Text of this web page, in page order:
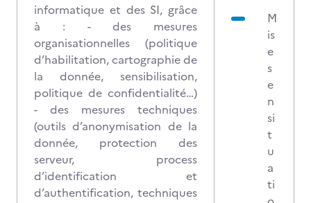
informatique et des SI, grâce
à : - des mesures
organisationnelles (politique
d’habilitation, cartographie de
la donnée, sensibilisation,
politique de confidentialité…)
- des mesures techniques
(outils d’anonymisation de la
donnée, protection des
serveur, process
d’identification et
d’authentification, techniques
M
is
e
s
e
n
si
t
u
a
ti